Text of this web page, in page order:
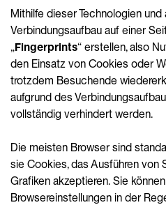
Mithilfe dieser Technologien
Verbindungsaufbau auf einer
„Fingerprints“ erstellen, also
den Einsatz von Cookies oder
trotzdem Besuchende
aufgrund des
vollständig verhindert werden.
Die meisten Browser sind
sie Cookies, das Ausführen von
Grafiken akzeptieren. Sie
Browsereinstellungen in der